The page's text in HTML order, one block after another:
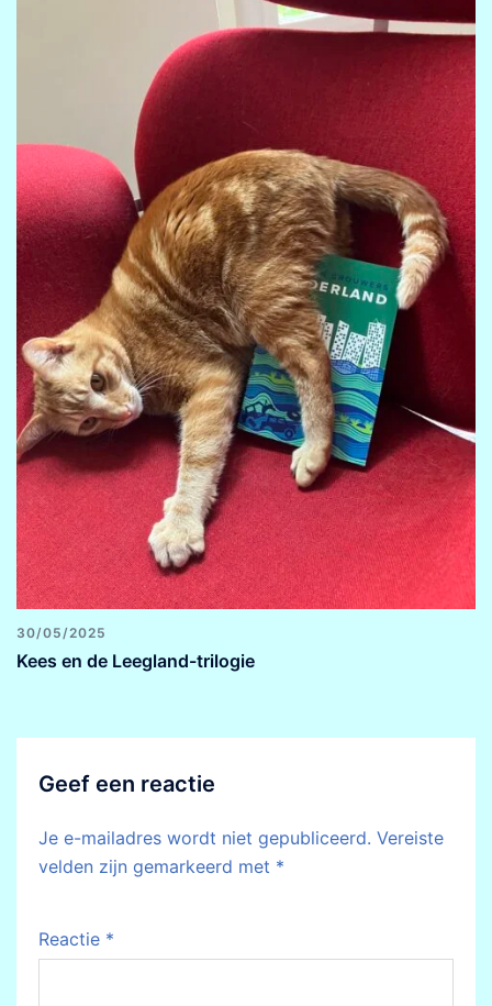
30/05/2025
Kees en de Leegland-trilogie
Geef een reactie
Je e-mailadres wordt niet gepubliceerd. Vereiste
velden zijn gemarkeerd met *
Reactie *